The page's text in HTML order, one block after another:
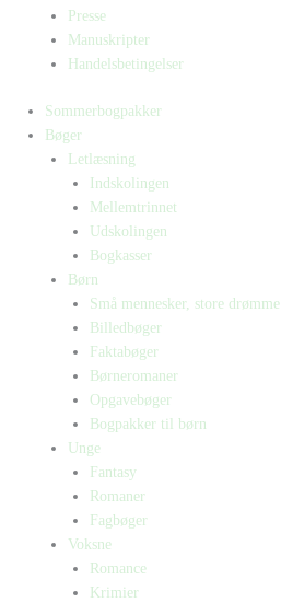
Presse
Manuskripter
Handelsbetingelser
Sommerbogpakker
Bøger
Letlæsning
Indskolingen
Mellemtrinnet
Udskolingen
Bogkasser
Børn
Små mennesker, store drømme
Billedbøger
Faktabøger
Børneromaner
Opgavebøger
Bogpakker til børn
Unge
Fantasy
Romaner
Fagbøger
Voksne
Romance
Krimier